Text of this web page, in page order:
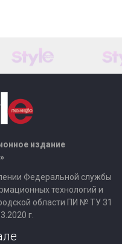
издание
Федеральной службы
технологий и
области ПИ № ТУ 31
г.